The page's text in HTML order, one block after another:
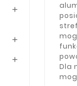



Dla